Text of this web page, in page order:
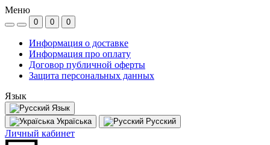
Меню
0 0 0
Информация о доставке
Информация про оплату
Договор публичной оферты
Защита персональных данных
Язык
Язык
Україська
Русский
Личный кабинет